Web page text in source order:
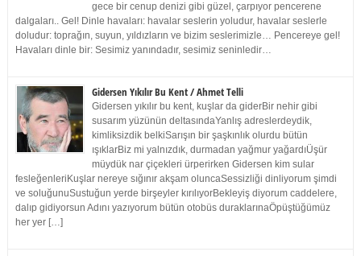
gece bir cenup denizi gibi güzel, çarpıyor pencerene
dalgaları.. Gel! Dinle havaları: havalar seslerin yoludur, havalar seslerle
doludur: toprağın, suyun, yıldızların ve bizim seslerimizle… Pencereye gel!
Havaları dinle bir: Sesimiz yanındadır, sesimiz seninledir…
Gidersen Yıkılır Bu Kent / Ahmet Telli
Gidersen yıkılır bu kent, kuşlar da giderBir nehir gibi
susarım yüzünün deltasındaYanlış adreslerdeydik,
kimliksizdik belkiSarışın bir şaşkınlık olurdu bütün
ışıklarBiz mi yalnızdık, durmadan yağmur yağardıÜşür
müydük nar çiçekleri ürperirken Gidersen kim sular
fesleğenleriKuşlar nereye sığınır akşam oluncaSessizliği dinliyorum şimdi
ve soluğunuSustuğun yerde birşeyler kırılıyorBekleyiş diyorum caddelere,
dalıp gidiyorsun Adını yazıyorum bütün otobüs duraklarınaÖpüştüğümüz
her yer […]